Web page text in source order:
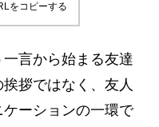
をコピーする
一言から始まる友達
拶ではなく、友人
ーションの一環で